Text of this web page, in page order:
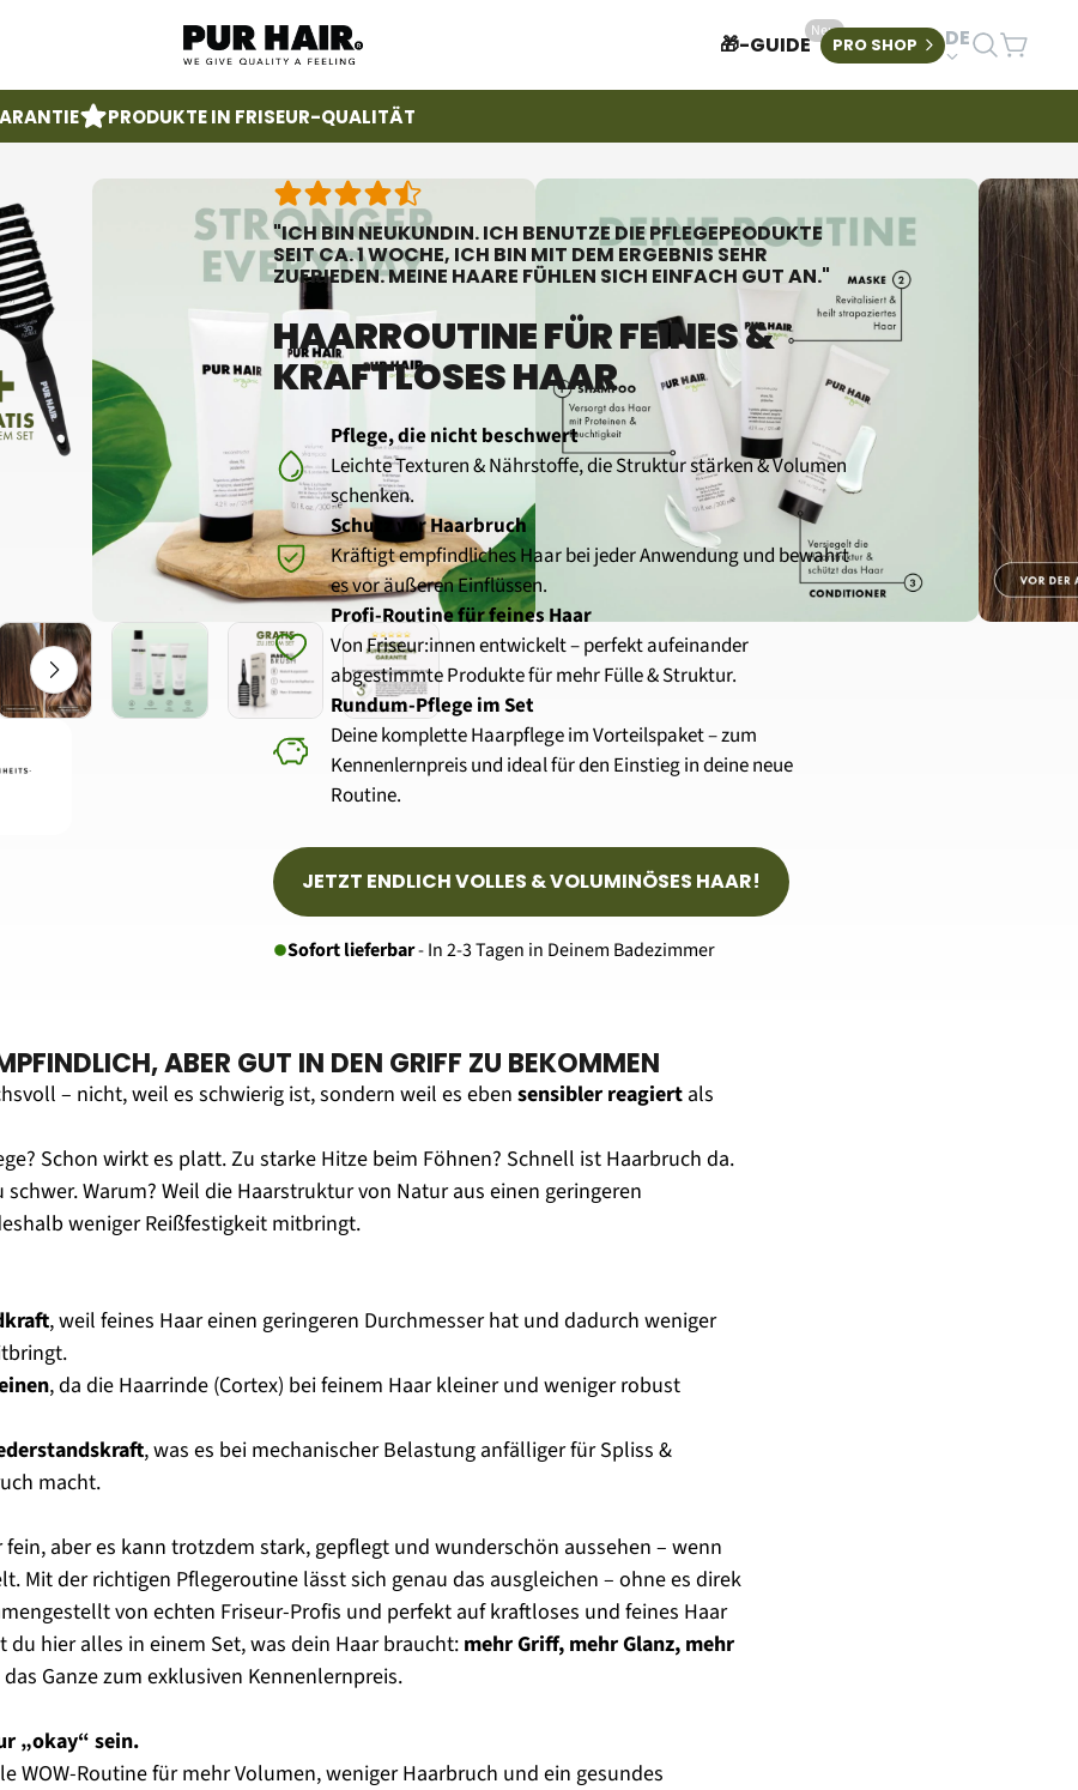
🎁-GUIDE
Neu
PRO SHOP language
DE
PRODUKTE IN FRISEUR-QUALITÄT
"ICH BIN NEUKUNDIN. ICH BENUTZE DIE PFLEGEPEODUKTE
SEIT CA. 1 WOCHE, ICH BIN MIT DEM ERGEBNIS SEHR
ZUFRIEDEN. MEINE HAARE FÜHLEN SICH EINFACH GUT AN."
HAARROUTINE FÜR FEINES &
KRAFTLOSES HAAR
Pflege, die nicht beschwert
Leichte Texturen & Nährstoffe, die Struktur stärken & Volumen
schenken.
Schutz vor Haarbruch
Kräftigt empfindliches Haar bei jeder Anwendung und bewahrt
es vor äußeren Einflüssen.
Profi-Routine für feines Haar
Von Friseur:innen entwickelt – perfekt aufeinander
abgestimmte Produkte für mehr Fülle & Struktur.
Rundum-Pflege im Set
Deine komplette Haarpflege im Vorteilspaket – zum
Kennenlernpreis und ideal für den Einstieg in deine neue
Routine.
JETZT ENDLICH VOLLES & VOLUMINÖSES HAAR!
Sofort lieferbar - In 2-3 Tagen in Deinem Badezimmer
ABER GUT IN DEN GRIFF ZU BEKOMMEN
– nicht, weil es schwierig ist, sondern weil es eben sensibler reagiert als
Schon wirkt es platt. Zu starke Hitze beim Föhnen? Schnell ist Haarbruch da.
Warum? Weil die Haarstruktur von Natur aus einen geringeren
weniger Reißfestigkeit mitbringt.
, weil feines Haar einen geringeren Durchmesser hat und dadurch weniger
, da die Haarrinde (Cortex) bei feinem Haar kleiner und weniger robust
, was es bei mechanischer Belastung anfälliger für Spliss &
macht.
fein, aber es kann trotzdem stark, gepflegt und wunderschön aussehen – wenn
Mit der richtigen Pflegeroutine lässt sich genau das ausgleichen – ohne es direk
von echten Friseur-Profis und perfekt auf kraftloses und feines Haar
hier alles in einem Set, was dein Haar braucht: mehr Griff, mehr Glanz, mehr
Ganze zum exklusiven Kennenlernpreis.
„okay“ sein.
WOW-Routine für mehr Volumen, weniger Haarbruch und ein gesundes